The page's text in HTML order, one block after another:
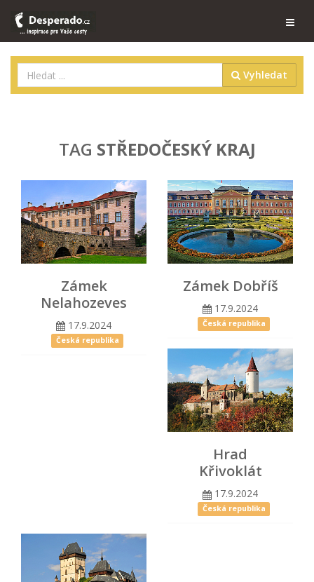
Vyhledat
TAG STŘEDOČESKÝ KRAJ
Zámek
Nelahozeves
17.9.2024
Česká republika
Zámek Dobříš
17.9.2024
Česká republika
Hrad
Křivoklát
17.9.2024
Česká republika